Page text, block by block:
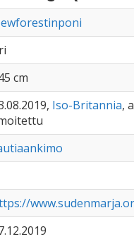
cm
Iso-Britannia,